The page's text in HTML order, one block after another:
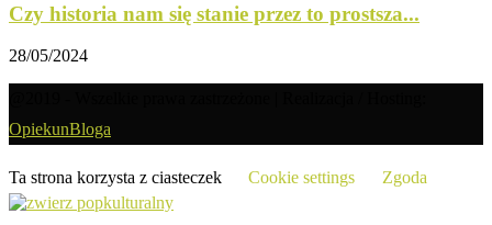
Czy historia nam się stanie przez to prostsza...
28/05/2024
OpiekunBloga
Ta strona korzysta z ciasteczek Cookie settings Zgoda